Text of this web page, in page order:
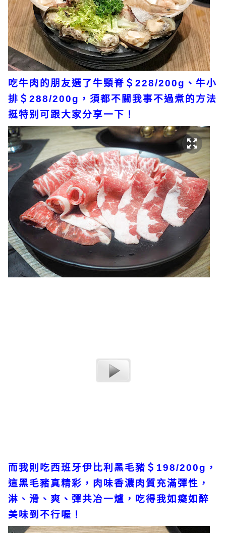
吃牛肉的朋友選了牛頸脊＄228/200g、牛小
排＄288/200g，須都不關我事不過煮的方法
挺特别可跟大家分享一下！
而我則吃西班牙伊比利黑毛豬＄198/200g，
這黑毛豬真精彩，肉味香濃肉質充滿彈性，
淋、滑、爽、彈共冶一爐，吃得我如癡如醉
美味到不行喔！